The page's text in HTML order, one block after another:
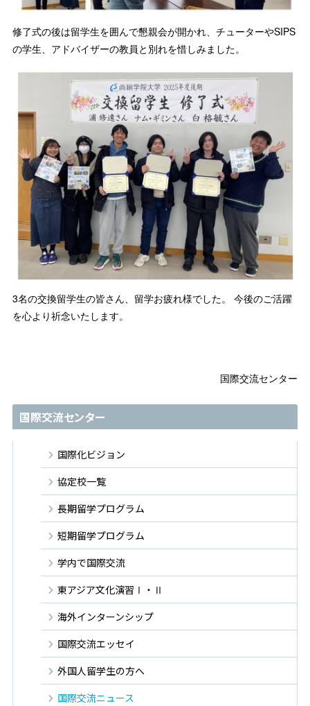
修了式の後は留学生を囲んで懇親会が開かれ、チューターやSIPS
の学生、アドバイザーの教員と別れを惜しみました。
3名の交換留学生の皆さん、留学お疲れ様でした。 今後のご活躍
を心より祈念いたします。
国際交流センター
国際交流センター
国際化ビジョン
協定校一覧
長期留学プログラム
短期留学プログラム
学内で国際交流
東アジア文化演習Ⅰ・Ⅱ
海外インターンシップ
国際交流エッセイ
外国人留学生の方へ
国際交流ニュース